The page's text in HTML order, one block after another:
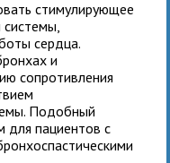
стимулирующее
сердца.
и
сопротивления
Подобный
для пациентов с